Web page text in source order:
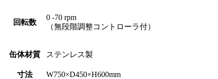
回転数
0 -70 rpm
（無段階調整コントローラ付）
缶体材質 ステンレス製
寸法
W750×D450×H600mm